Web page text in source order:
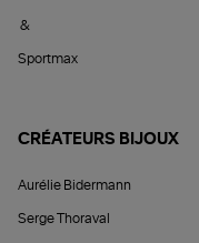
&
Sportmax
CRÉATEURS BIJOUX
Aurélie Bidermann
Serge Thoraval